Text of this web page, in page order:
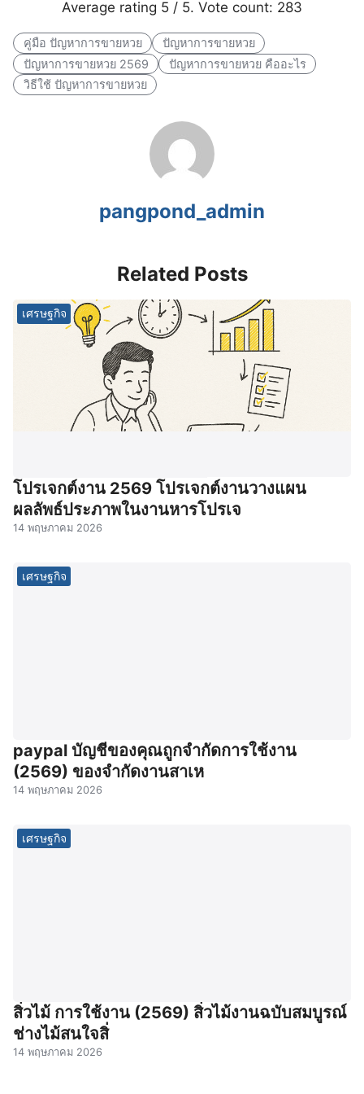
Average rating 5 / 5. Vote count: 283
คู่มือ ปัญหาการขายหวย
ปัญหาการขายหวย
ปัญหาการขายหวย 2569
ปัญหาการขายหวย คืออะไร
วิธีใช้ ปัญหาการขายหวย
pangpond_admin
Related Posts
เศรษฐกิจ
โปรเจกต์งาน 2569 โปรเจกต์งานวางแผน
ผลลัพธ์ประภาพในงานหารโปรเจ
14 พฤษภาคม 2026
เศรษฐกิจ
paypal บัญชีของคุณถูกจํากัดการใช้งาน
(2569) ของจํากัดงานสาเห
14 พฤษภาคม 2026
เศรษฐกิจ
สิ่วไม้ การใช้งาน (2569) สิ่วไม้งานฉบับสมบูรณ์
ช่างไม้สนใจสิ่
14 พฤษภาคม 2026